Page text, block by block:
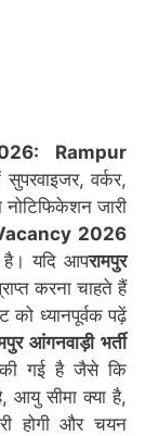
Rampur
वर्कर,
जारी
2026
है। यदि आपरामपुर
करना चाहते हैं
ध्यानपूर्वक पढ़ें
आंगनवाड़ी भर्ती
की गई है जैसे कि
आयु सीमा क्या है,
होगी और चयन